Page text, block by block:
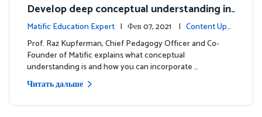
Develop deep conceptual understanding in
mathematics
Matific Education Expert | Фев 07, 2021 | Content Upd
ates
Prof. Raz Kupferman, Chief Pedagogy Officer and Co-
Founder of Matific explains what conceptual
understanding is and how you can incorporate …
Читать дальше